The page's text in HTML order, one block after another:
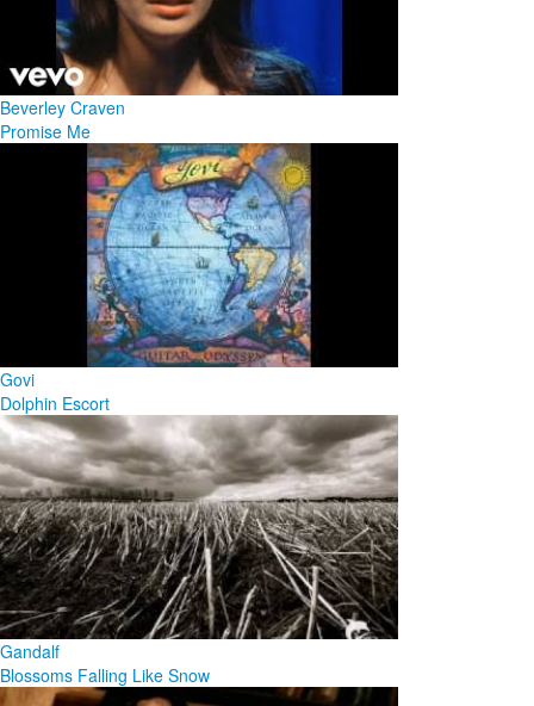
Beverley Craven
Promise Me
Govi
Dolphin Escort
Gandalf
Blossoms Falling Like Snow